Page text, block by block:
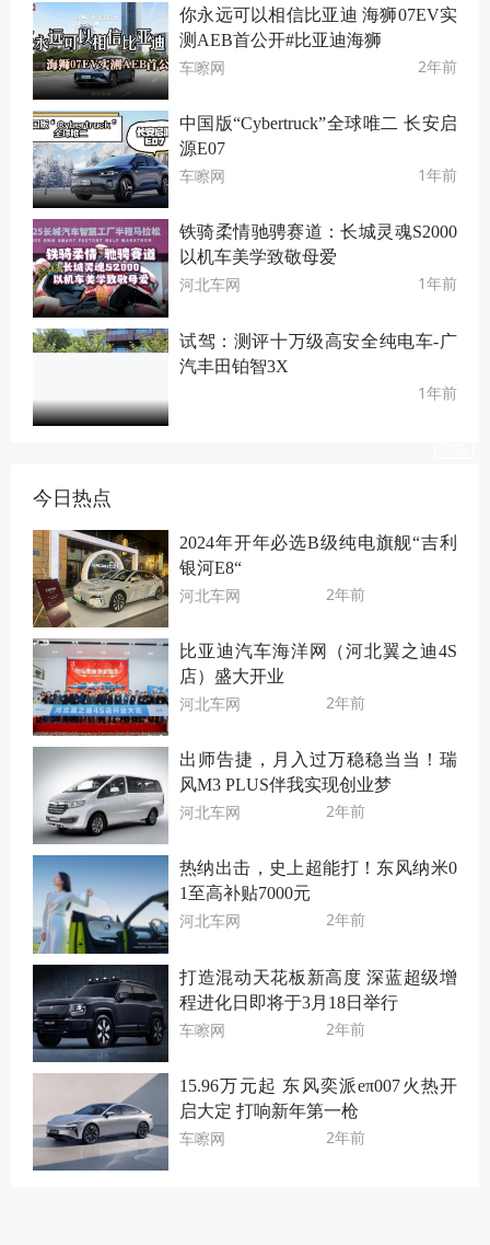
你永远可以相信比亚迪 海狮07EV实
测AEB首公开#比亚迪海狮
车嚓网 2年前
中国版“Cybertruck”全球唯二 长安启
源E07
车嚓网 1年前
铁骑柔情驰骋赛道：长城灵魂S2000
以机车美学致敬母爱
河北车网 1年前
试驾：测评十万级高安全纯电车-广
汽丰田铂智3X
1年前
今日热点
2024年开年必选B级纯电旗舰“吉利
银河E8“
河北车网 2年前
比亚迪汽车海洋网（河北翼之迪4S
店）盛大开业
河北车网 2年前
出师告捷，月入过万稳稳当当！瑞
风M3 PLUS伴我实现创业梦
河北车网 2年前
热纳出击，史上超能打！东风纳米0
1至高补贴7000元
河北车网 2年前
打造混动天花板新高度 深蓝超级增
程进化日即将于3月18日举行
车嚓网 2年前
15.96万元起 东风奕派eπ007火热开
启大定 打响新年第一枪
车嚓网 2年前